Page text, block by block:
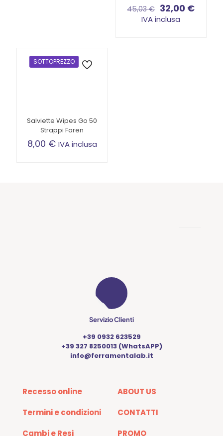
45,03€ Il
prezzo
32,00 €Il
IVA inclusa
SOTTOPREZZO
Salviette Wipes Go 50
Strappi Faren
8,00 € IVA inclusa
Servizio Clienti
+39 0932 623529
+39 327 8250013 (WhatsAPP)
info@ferramentalab.it
Recesso online
Termini e condizioni
Cambi e Resi
ABOUT US
CONTATTI
PROMO